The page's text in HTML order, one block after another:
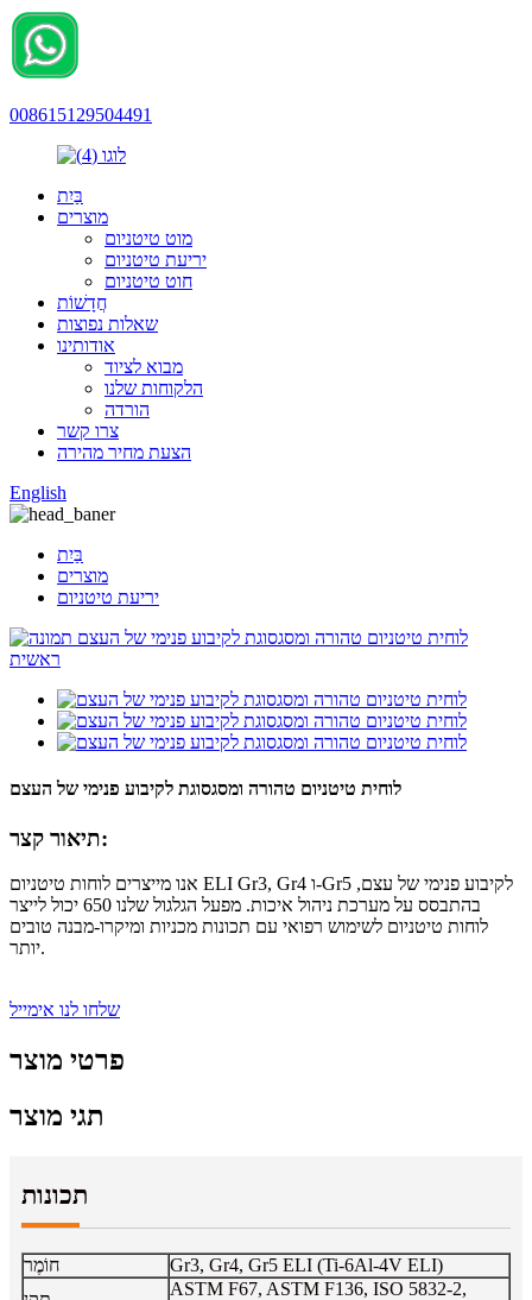
008615129504491
בַּיִת
מוצרים
מוט טיטניום
יריעת טיטניום
חוט טיטניום
חֲדָשׁוֹת
שאלות נפוצות
אודותינו
מבוא לציוד
הלקוחות שלנו
הורדה
צרו קשר
הצעת מחיר מהירה
English
בַּיִת
מוצרים
יריעת טיטניום
לוחית טיטניום טהורה ומסגסוגת לקיבוע פנימי של העצם
תיאור קצר:
אנו מייצרים לוחות טיטניום ELI Gr3, Gr4 ו-Gr5 לקיבוע פנימי של עצם,
בהתבסס על מערכת ניהול איכות. מפעל הגלגול שלנו 650 יכול לייצר
לוחות טיטניום לשימוש רפואי עם תכונות מכניות ומיקרו-מבנה טובים
יותר.
שלחו לנו אימייל
פרטי מוצר
תגי מוצר
תכונות
חוֹמֶר
Gr3, Gr4, Gr5 ELI (Ti-6Al-4V ELI)
ASTM F67, ASTM F136, ISO 5832-2,